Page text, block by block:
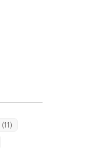
(11)